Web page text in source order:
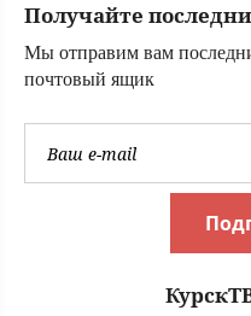
Получайте
Мы отправим вам
почтовый ящик